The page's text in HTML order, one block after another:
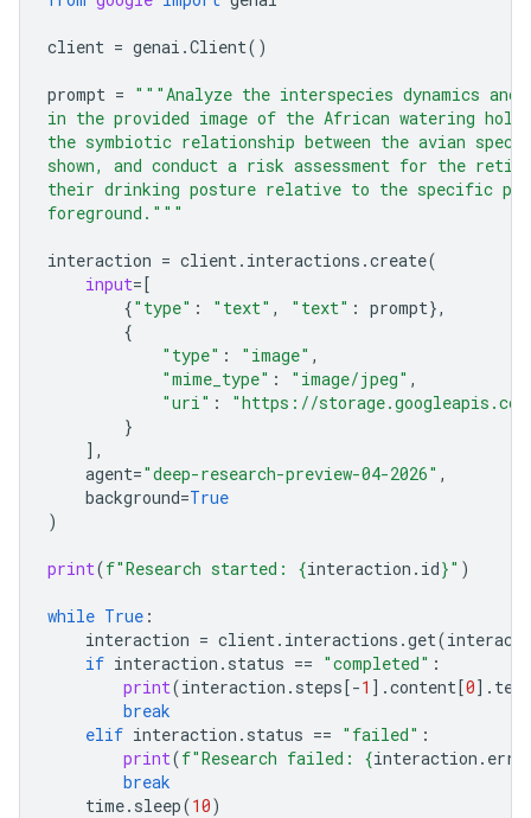
client = genai .Client()
prompt = """Analyze the interspecies dynamics
in the provided image of the African watering
the symbiotic relationship between the avian
shown, and conduct a risk assessment for the
their drinking posture relative to the specific
foreground."""
interaction = client. interactions .create(
input=[
{"type" : "text" , "text" : prompt},
{
"type" : "image" ,
"mime_type" : "image/jpeg" ,
"uri" :
"https://
}
],
agent="deep-research-preview-04-2026" ,
background=True
)
print(f"Research started: {interaction . id}" )
while True :
interaction = client. interactions .get(
if interaction . status == "completed" :
print(interaction . steps[-1 ] .content[0] . text
break
elif interaction . status == "failed" :
print(f"Research failed: {interaction .
break
time. sleep(10)